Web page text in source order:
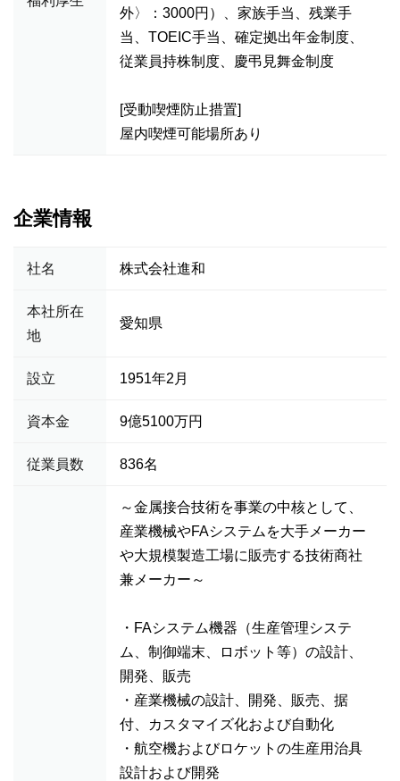
外〉：3000円）、家族手当、残業手
当、TOEIC手当、確定拠出年金制度、
従業員持株制度、慶弔見舞金制度
[受動喫煙防止措置]
屋内喫煙可能場所あり
企業情報
社名 株式会社進和
本社所在
地
愛知県
設立 1951年2月
資本金 9億5100万円
従業員数 836名
～金属接合技術を事業の中核として、
産業機械やFAシステムを大手メーカー
や大規模製造工場に販売する技術商社
兼メーカー～
・FAシステム機器（生産管理システ
ム、制御端末、ロボット等）の設計、
開発、販売
・産業機械の設計、開発、販売、据
付、カスタマイズ化および自動化
・航空機およびロケットの生産用治具
設計および開発